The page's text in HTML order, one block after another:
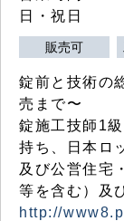
日・祝日
販売可
錠前と技術の
売まで〜
錠施工技師1
持ち、日本ロ
及び公営住宅
等を含む）及
http://